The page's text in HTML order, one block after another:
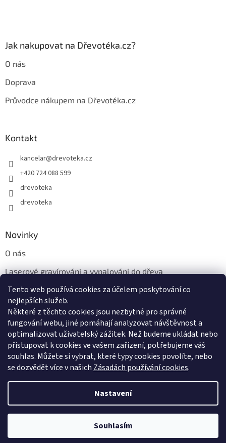
Tento web používá cookies za účelem poskytování co
nejlepších služeb.
Některé z těchto cookies jsou nezbytné pro správné
fungování webu, jiné pomáhají analyzovat návštěvnost a
optimalizovat uživatelský zážitek. Než budeme ukládat nebo
přistupovat k cookies ve vašem zařízení, potřebujeme váš
souhlas. Můžete si vybrat, které typy cookies povolíte, nebo
se dozvědět více v našich Zásadách používání cookies.
Nastavení
Souhlasím
Jak nakupovat na Dřevotéka.cz?
O nás
Doprava
Průvodce nákupem na Dřevotéka.cz
Kontakt
kancelar@drevoteka.cz
+420 724 088 599
drevoteka
drevoteka
Novinky
O nás
Laserové gravírování a vypalování do dřeva
Proč jíst z přírodních dřevěných talířů: Ekologická a Stylová
Volba
Copyright 2026Dřevotéka. Všechna práva vyhrazena.Upravit
nastavení cookies